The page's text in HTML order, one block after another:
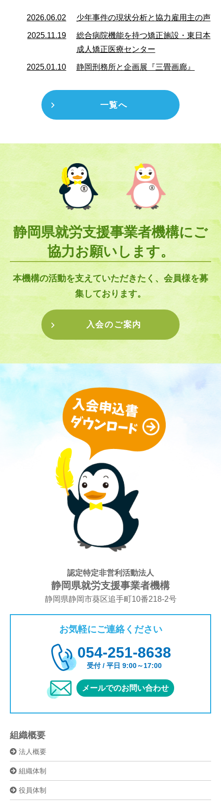
2026.06.02 少年事件の現状分析と協力雇用主の声
2025.11.19
総合病院機能を持つ矯正施設・東日本
成人矯正医療センター
2025.01.10 静岡刑務所と企画展『三畳画廊』
一覧へ
静岡県就労支援事業者機構にご
協力お願いします。
本機構の活動を支えていただきたく、会員様を募
集しております。
入会のご案内
認定特定非営利活動法人
静岡県就労支援事業者機構
静岡県静岡市葵区追手町10番218-2号
お気軽にご連絡ください
054-251-8638
受付 / 平日 9:00～17:00
メールでのお問い合わせ
組織概要
法人概要
組織体制
役員体制